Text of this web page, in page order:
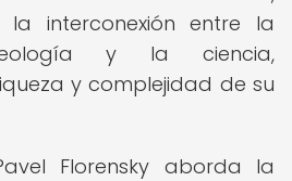
la interconexión entre la
y la ciencia,
y complejidad de su
Florensky aborda la